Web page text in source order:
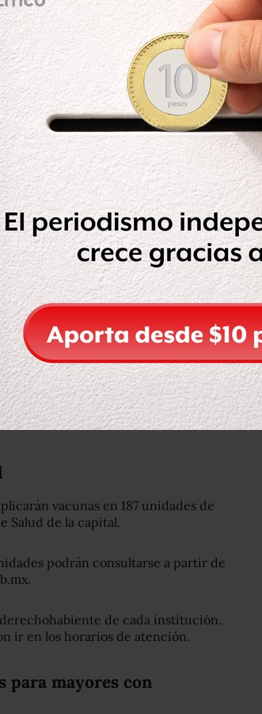
los adultos y también a menores.
de 15 a 17 años, así como
a 14 años con comorbilidades. Los
única autorizada hasta ahora para
serán del martes 19 al sábado 23 de
vacunas en 187 unidades de
Salud de la capital.
podrán consultarse a partir de
de cada institución.
ir en los horarios de atención.
para mayores con